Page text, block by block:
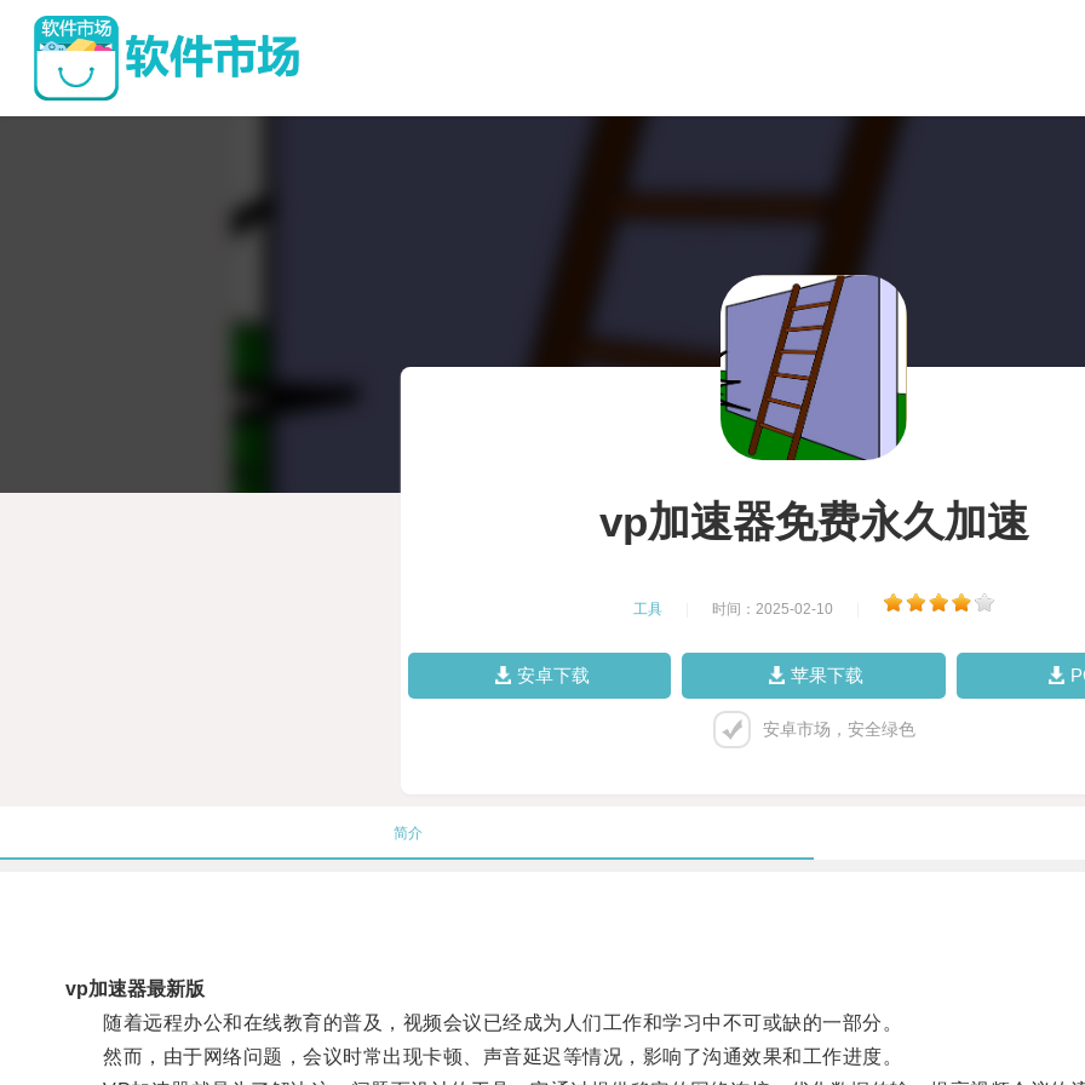
vp加速器免费永久加速
工具 时间：2025-02-10
安卓下载 苹果下载
安卓市场，安全绿色
简介
vp加速器最新版
随着远程办公和在线教育的普及，视频会议已经成为人们工作和学习中不可或缺的一部分。
然而，由于网络问题，会议时常出现卡顿、声音延迟等情况，影响了沟通效果和工作进度。